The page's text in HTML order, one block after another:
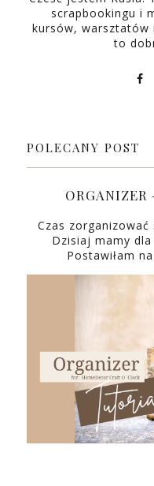
scrapbookingu i
kursów, warsztatów
to
POLECANY POST
Czas
Dzisiaj mamy
Postawiłam